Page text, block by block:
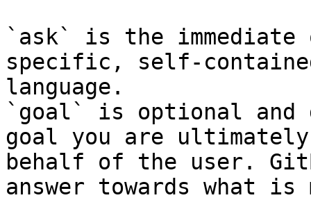
`ask` is the
specific, self-
language.
`goal` is optional and
goal you are
behalf of the user.
answer towards what